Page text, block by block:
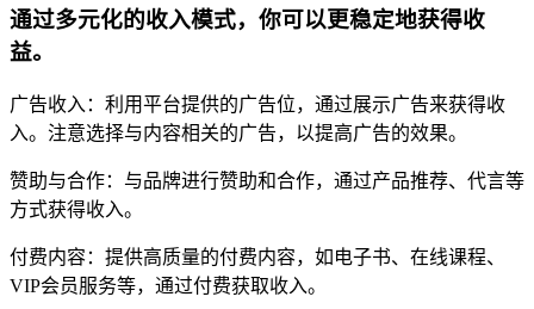
通过多元化的收入模式，你可以更稳定地获得收
益。
广告收入：利用平台提供的广告位，通过展示广告来获得收
入。注意选择与内容相关的广告，以提高广告的效果。
赞助与合作：与品牌进行赞助和合作，通过产品推荐、代言等
方式获得收入。
付费内容：提供高质量的付费内容，如电子书、在线课程、
VIP会员服务等，通过付费获取收入。